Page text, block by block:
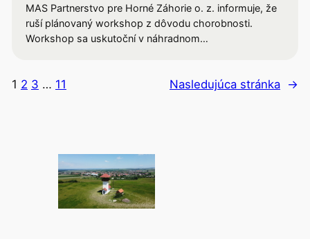
MAS Partnerstvo pre Horné Záhorie o. z. informuje, že
ruší plánovaný workshop z dôvodu chorobnosti.
Workshop sa uskutoční v náhradnom…
1 2 3 … 11 Nasledujúca stránka →